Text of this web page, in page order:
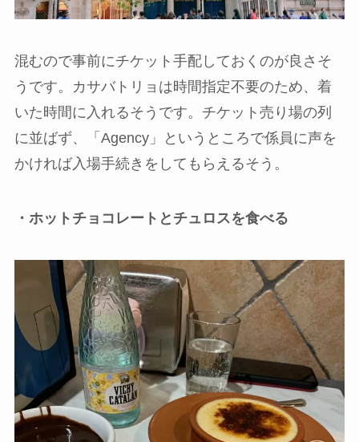
混むので事前にチケット手配しておくのが良さそ
うです。カサバトリョは時間指定不要のため、着
いた時間に入れるそうです。チケット売り場の列
に並ばず、「Agency」というところで係員に声を
かければ入場手続きをしてもらえるそう。
・ホットチョコレートとチュロスを食べる